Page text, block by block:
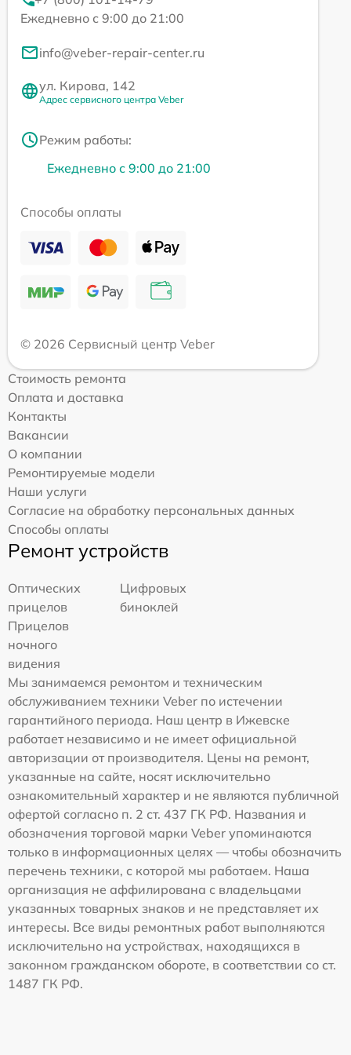
Ежедневно с 9:00 до 21:00
info@veber-repair-center.ru
ул. Кирова, 142
Адрес сервисного центра Veber
Режим работы:
Ежедневно с 9:00 до 21:00
Способы оплаты
© 2026 Сервисный центр Veber
Стоимость ремонта
Оплата и доставка
Контакты
Вакансии
О компании
Ремонтируемые модели
Наши услуги
Согласие на обработку персональных данных
Способы оплаты
Ремонт устройств
Оптических
прицелов
Цифровых
биноклей
Прицелов
ночного
видения
Мы занимаемся ремонтом и техническим
обслуживанием техники Veber по истечении
гарантийного периода. Наш центр в Ижевске
работает независимо и не имеет официальной
авторизации от производителя. Цены на ремонт,
указанные на сайте, носят исключительно
ознакомительный характер и не являются публичной
офертой согласно п. 2 ст. 437 ГК РФ. Названия и
обозначения торговой марки Veber упоминаются
только в информационных целях — чтобы обозначить
перечень техники, с которой мы работаем. Наша
организация не аффилирована с владельцами
указанных товарных знаков и не представляет их
интересы. Все виды ремонтных работ выполняются
исключительно на устройствах, находящихся в
законном гражданском обороте, в соответствии со ст.
1487 ГК РФ.